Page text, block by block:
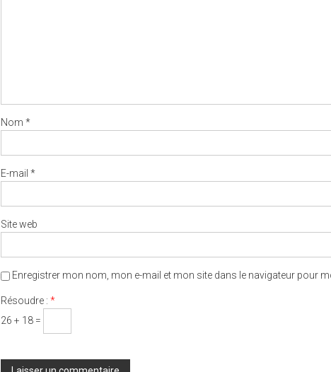
Nom *
E-mail *
Site web
Enregistrer mon nom, mon e-mail et mon site dans le navigateur pour
Résoudre : *
26 + 18 =